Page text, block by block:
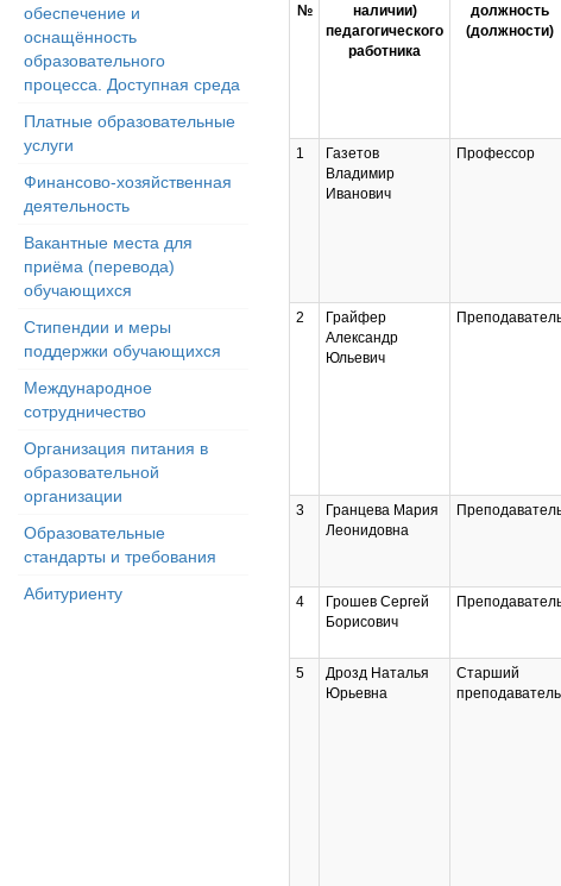
обеспечение и
оснащённость
образовательного
процесса. Доступная среда
Платные образовательные
услуги
Финансово-хозяйственная
деятельность
Вакантные места для
приёма (перевода)
обучающихся
Стипендии и меры
поддержки обучающихся
Международное
сотрудничество
Организация питания в
образовательной
организации
Образовательные
стандарты и требования
Абитуриенту
№
наличии)
педагогического
работника
должность
(должности)
1
Газетов
Владимир
Иванович
Профессор
2
Грайфер
Александр
Юльевич
3
Гранцева Мария
Леонидовна
4
Грошев Сергей
Борисович
5
Дрозд Наталья
Юрьевна
Старший
преподаватель